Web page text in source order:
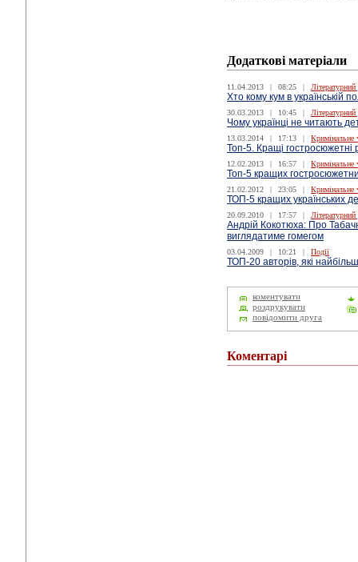
Додаткові матеріали
11.04.2013 | 08:25 |
Хто кому кум в українській
30.03.2013 | 10:45 |
Чому українці не читають
13.03.2014 | 17:13 | Кримінальне
Топ-5. Кращі
12.02.2013 | 16:57 | Кримінальне
Топ-5 кращих
21.02.2012 | 23:05 | Кримінальне
ТОП-5 кращих українських
20.09.2010 | 17:57 |
Андрій Кокотюха: Про
виглядатиме гомегом
03.04.2009 | 10:21 | Події
ТОП-20 авторів, які
коментувати
роздрукувати
повідомити друга
Коментарі